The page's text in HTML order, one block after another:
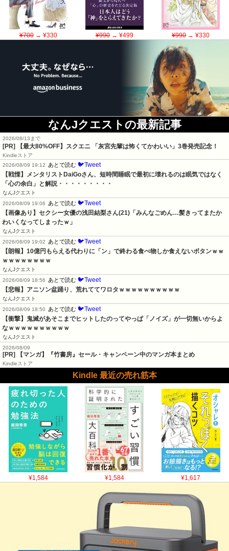
¥700→ ¥330 ¥990→ ¥499 ¥990→ ¥330
なんJクエストの最新記事
2026/08/13まで
[PR] 【最大80%OFF】スクエニ 「灰宮先輩は怖くてかわいい」3巻発売記念！
Kindleストア
2026/08/09 19:12
あとで読む 🐦Tweet
【戦慄】メンタリストDaiGoさん、短時間睡眠で最初に壊れるのは眠気ではなく
「心の余白」と解説・・・・・・・・・
なんJクエスト
2026/08/09 19:06
あとで読む 🐦Tweet
【画像あり】セクシー女優の浅田結梨さん(21)「みんなごめん…髪きってまたか
わいくなってしまったｗ」
なんJクエスト
2026/08/09 19:02
あとで読む 🐦Tweet
【朗報】10億円もらえる代わりに「ン」で終わる食べ物しか食えないボタンｗｗ
ｗｗｗｗｗｗｗｗ
なんJクエスト
2026/08/09 18:56
あとで読む 🐦Tweet
【悲報】アニソン盆踊り、荒れててワロタｗｗｗｗｗｗｗｗｗｗ
なんJクエスト
2026/08/09 18:50
あとで読む 🐦Tweet
【衝撃】鬼滅があそこまでヒットしたのってやっぱ「ノイズ」が一切無いからよ
なｗｗｗｗｗｗｗｗｗｗ
なんJクエスト
2026/08/09
[PR] 【マンガ】『竹書房』セール・キャンペーン中のマンガ本まとめ
Kindleストア
Kindle 最近の売れ筋本
¥1,584 ¥1,584 ¥1,617